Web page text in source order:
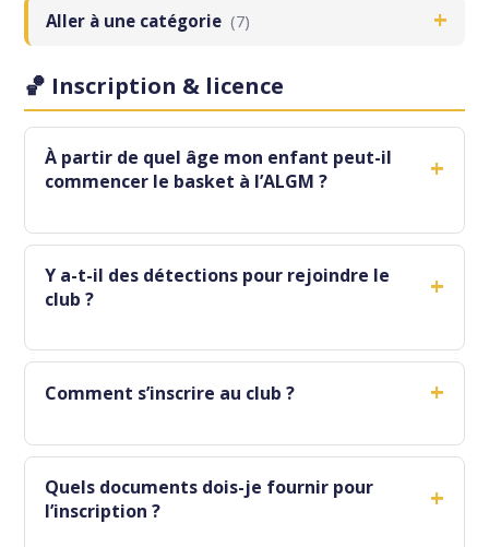
Aller à une catégorie (7) +
🏀 Inscription & licence
À partir de quel âge mon enfant peut-il
commencer le basket à l’ALGM ?
+
Y a-t-il des détections pour rejoindre le
club ?
+
Comment s’inscrire au club ? +
Quels documents dois-je fournir pour
l’inscription ?
+